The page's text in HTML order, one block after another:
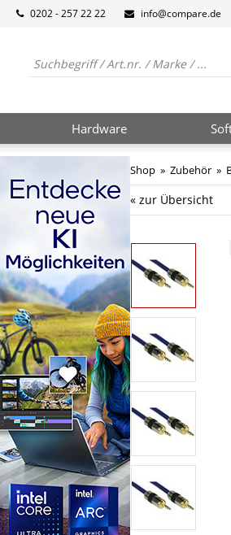
0202 - 257 22 22 info@compare.de
Hardware
Shop » Zubehör »
« zur Übersicht